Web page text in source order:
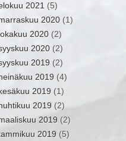
2021 (5)
2020 (1)
2020 (2)
2020 (2)
2019 (2)
2019 (4)
2019 (1)
2019 (2)
2019 (2)
2019 (5)